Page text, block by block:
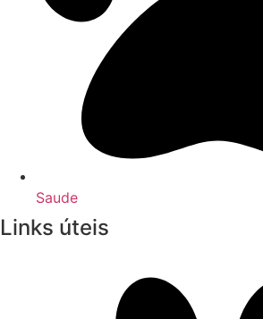
Saude
Links úteis